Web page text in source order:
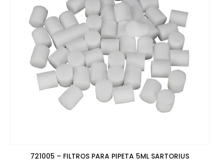
721005 – FILTROS PARA PIPETA 5ML SARTORIUS